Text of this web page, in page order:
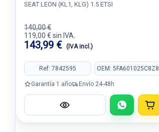
SEAT LEON (KL1, KLG) 1.5 ETSI
140,00 €
119,00 € sin IVA.
143,99 € (IVA incl.)
Ref: 7842595 OEM: 5FA601025C8Z8
Garantía 1 año Envío 24-48h